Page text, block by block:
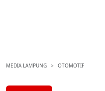
MEDIA LAMPUNG OTOMOTIF